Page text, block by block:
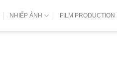
NHIẾP ẢNH FILM PRODUCTION